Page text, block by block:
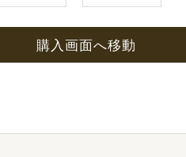
購入画面へ移動